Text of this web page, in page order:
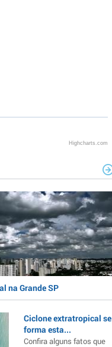
Highcharts.com
na Grande SP
Ciclone extratropical se
forma esta...
Confira alguns fatos que